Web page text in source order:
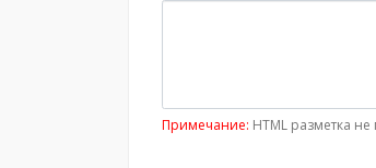
Примечание: HTML разметка